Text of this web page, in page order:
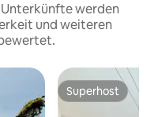
Unterkünfte werden
und weiteren
Superhost
Superhost